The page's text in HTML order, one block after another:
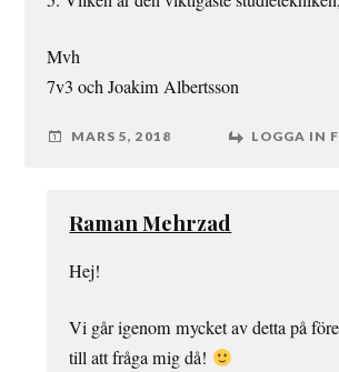
Mvh
7v3 och Joakim Albertsson
MARS 5, 2018 LOGGA IN
Raman Mehrzad
Hej!
Vi går igenom mycket av detta på
till att fråga mig då!